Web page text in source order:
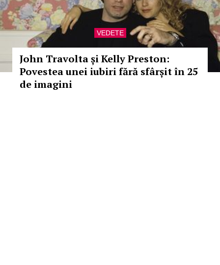
VEDETE
John Travolta și Kelly Preston:
Povestea unei iubiri fără sfârșit în 25
de imagini